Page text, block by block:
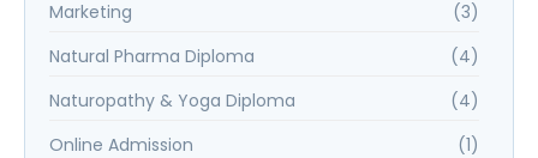
Marketing
(3)
Natural Pharma Diploma
(4)
Naturopathy & Yoga Diploma
(4)
Online Admission
(1)